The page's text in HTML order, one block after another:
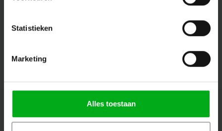
Statistieken
Marketing
Alles toestaan
My account